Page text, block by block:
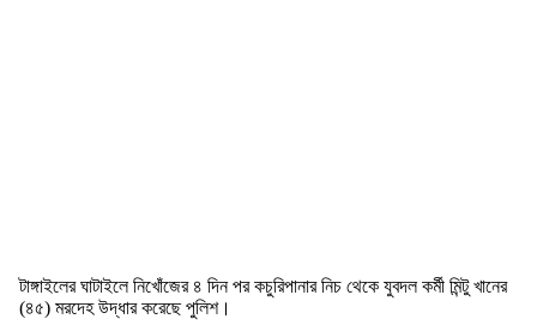
টাঙ্গাইলের ঘাটাইলে নিখোঁজের ৪ দিন পর কচুরিপানার নিচ থেকে যুবদল কর্মী মিন্টু খানের
(৪৫) মরদেহ উদ্ধার করেছে পুলিশ।